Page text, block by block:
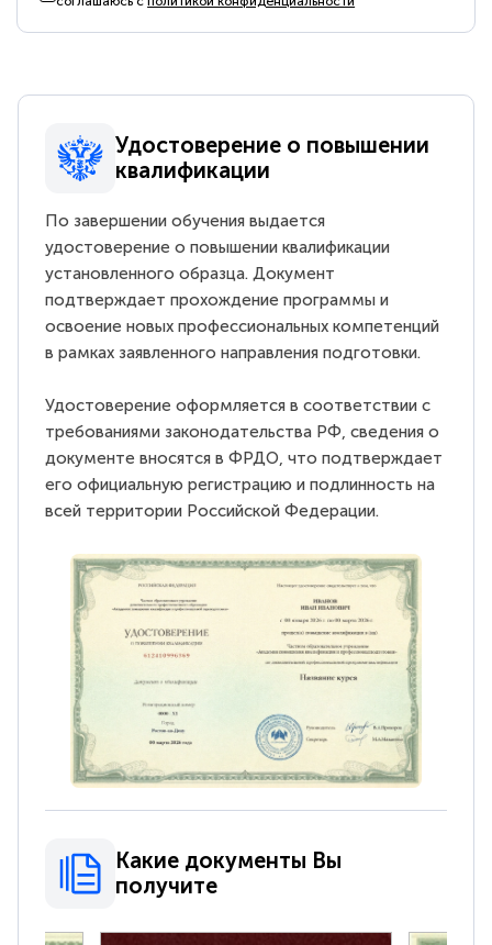
Удостоверение о повышении
квалификации
По завершении обучения выдается
удостоверение о повышении квалификации
установленного образца. Документ
подтверждает прохождение программы и
освоение новых профессиональных компетенций
в рамках заявленного направления подготовки.
Удостоверение оформляется в соответствии с
требованиями законодательства РФ, сведения о
документе вносятся в ФРДО, что подтверждает
его официальную регистрацию и подлинность на
всей территории Российской Федерации.
Какие документы Вы
получите